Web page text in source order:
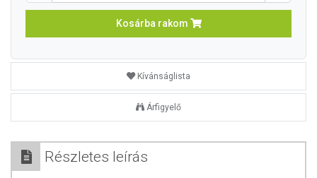
Kosárba rakom
Kívánságlista
Árfigyelő
Részletes leírás